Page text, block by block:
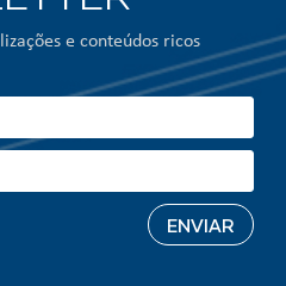
e conteúdos ricos